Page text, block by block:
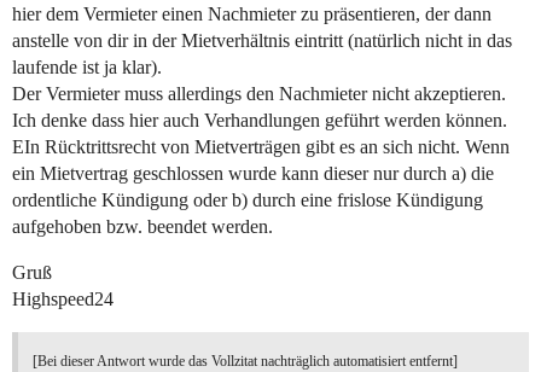
hier dem Vermieter einen Nachmieter zu präsentieren, der dann
anstelle von dir in der Mietverhältnis eintritt (natürlich nicht in das
laufende ist ja klar).
Der Vermieter muss allerdings den Nachmieter nicht akzeptieren.
Ich denke dass hier auch Verhandlungen geführt werden können.
EIn Rücktrittsrecht von Mietverträgen gibt es an sich nicht. Wenn
ein Mietvertrag geschlossen wurde kann dieser nur durch a) die
ordentliche Kündigung oder b) durch eine frislose Kündigung
aufgehoben bzw. beendet werden.
Gruß
Highspeed24
[Bei dieser Antwort wurde das Vollzitat nachträglich automatisiert entfernt]